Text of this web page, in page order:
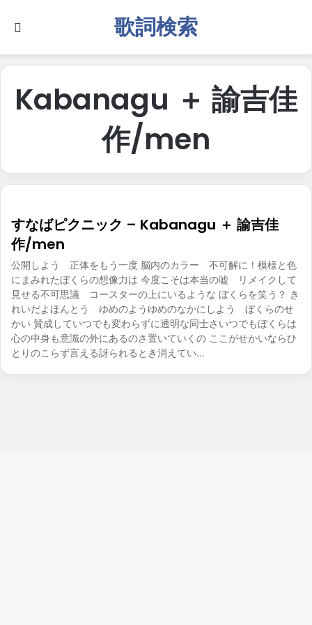
歌詞検索
Kabanagu ＋ 諭吉佳
作/men
すなばピクニック – Kabanagu ＋ 諭吉佳
作/men
公開しよう 正体をもう一度 脳内のカラー 不可解に！模様と色
にまみれたぼくらの想像力は 今度こそは本当の嘘 リメイクして
見せる不可思議 コースターの上にいるような ぼくらを笑う？ き
れいだよほんとう ゆめのようゆめのなかにしよう ぼくらのせ
かい 賛成していつでも変わらずに透明な同士さいつでもぼくらは
心の中身も意識の外にあるのさ置いていくの ここがせかいならひ
とりのこらず言える訝られるとき消えてい…